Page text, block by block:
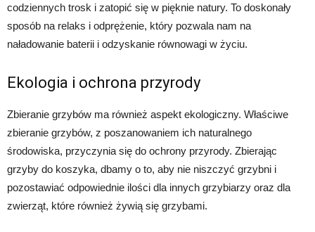
codziennych trosk i zatopić się w pięknie natury. To doskonały
sposób na relaks i odprężenie, który pozwala nam na
naładowanie baterii i odzyskanie równowagi w życiu.
Ekologia i ochrona przyrody
Zbieranie grzybów ma również aspekt ekologiczny. Właściwe
zbieranie grzybów, z poszanowaniem ich naturalnego
środowiska, przyczynia się do ochrony przyrody. Zbierając
grzyby do koszyka, dbamy o to, aby nie niszczyć grzybni i
pozostawiać odpowiednie ilości dla innych grzybiarzy oraz dla
zwierząt, które również żywią się grzybami.